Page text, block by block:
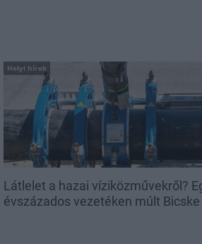
Helyi hírek
Látlelet a hazai víziközművekről?
évszázados vezetéken múlt